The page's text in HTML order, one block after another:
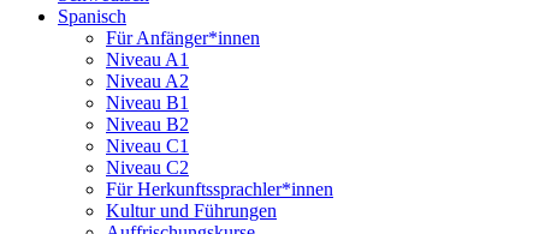
Spanisch
Für Anfänger*innen
Niveau A1
Niveau A2
Niveau B1
Niveau B2
Niveau C1
Niveau C2
Für Herkunftssprachler*innen
Kultur und Führungen